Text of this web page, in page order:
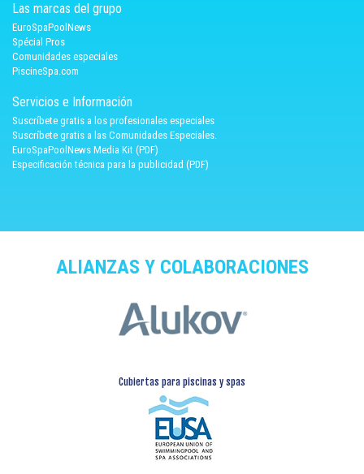
Las marcas del grupo
EuroSpaPoolNews
Spécial Pros
Comunidades especiales
PiscineSpa.com
Servicios e Información
Suscríbete gratis a los profesionales especiales
Suscríbete gratis a las Comunidades Especiales.
EuroSpaPoolNews Media Kit (PDF)
Especificación técnica para la publicidad (PDF)
ALIANZAS Y COLABORACIONES
Cubiertas para piscinas y spas